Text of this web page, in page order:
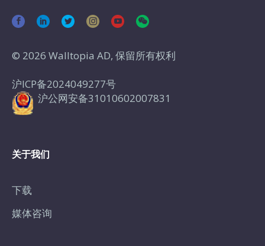
© 2026 Walltopia AD, 保留所有权利
沪ICP备2024049277号
沪公网安备31010602007831
关于我们
下载
媒体咨询